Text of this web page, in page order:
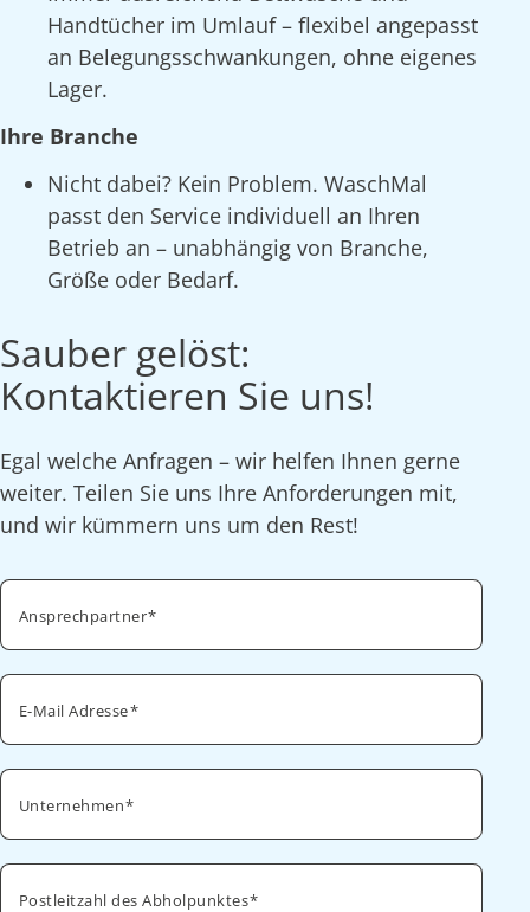
Handtücher im Umlauf – flexibel angepasst
an Belegungsschwankungen, ohne eigenes
Lager.
Ihre Branche
Nicht dabei? Kein Problem. WaschMal
passt den Service individuell an Ihren
Betrieb an – unabhängig von Branche,
Größe oder Bedarf.
Sauber gelöst:
Kontaktieren Sie uns!
Egal welche Anfragen – wir helfen Ihnen gerne
weiter. Teilen Sie uns Ihre Anforderungen mit,
und wir kümmern uns um den Rest!
Ansprechpartner
E-Mail Adresse
Unternehmen
Postleitzahl des Abholpunktes